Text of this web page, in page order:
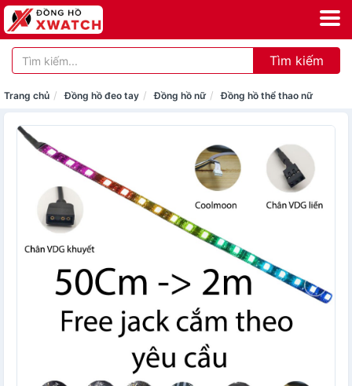
Tìm kiếm
Trang chủ Đồng hồ đeo tay Đồng hồ nữ Đồng hồ thể thao nữ